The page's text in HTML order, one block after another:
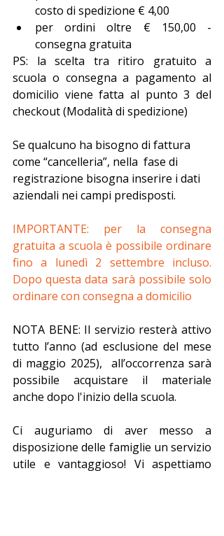
costo di spedizione € 4,00
per ordini oltre € 150,00 -
consegna gratuita
PS: la scelta tra ritiro gratuito a
scuola o consegna a pagamento al
domicilio viene fatta al punto 3 del
checkout (Modalità di spedizione)
Se qualcuno ha bisogno di fattura
come “cancelleria”, nella  fase di
registrazione bisogna inserire i dati
aziendali nei campi predisposti.
IMPORTANTE: per la consegna
gratuita a scuola è possibile ordinare
fino a lunedì 2 settembre incluso.
Dopo questa data sarà possibile solo
ordinare con consegna a domicilio
NOTA BENE: Il servizio resterà attivo
tutto l’anno (ad esclusione del mese
di maggio 2025),  all’occorrenza sarà
possibile acquistare il materiale
anche dopo l'inizio della scuola.
Ci auguriamo di aver messo a
disposizione delle famiglie un servizio
utile e vantaggioso! Vi aspettiamo